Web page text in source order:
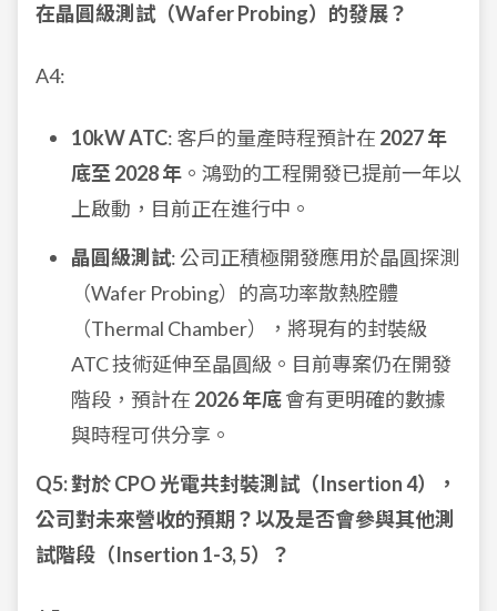
在晶圓級測試（Wafer Probing）的發展？
A4:
10kW ATC: 客戶的量產時程預計在 2027 年
底至 2028 年 。鴻勁的工程開發已提前一年以
上啟動，目前正在進行中。
晶圓級測試: 公司正積極開發應用於晶圓探測
（Wafer Probing）的高功率散熱腔體
（Thermal Chamber），將現有的封裝級
ATC 技術延伸至晶圓級。目前專案仍在開發
階段，預計在 2026 年底會有更明確的數據
與時程可供分享。
Q5: 對於 CPO 光電共封裝測試（Insertion 4），
公司對未來營收的預期？以及是否會參與其他測
試階段（Insertion 1-3, 5）？